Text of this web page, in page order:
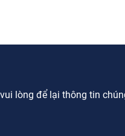
lòng để lại thông tin